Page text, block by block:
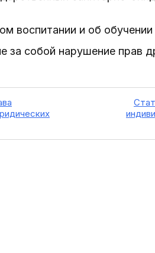
воспитании и об
за собой нарушение прав